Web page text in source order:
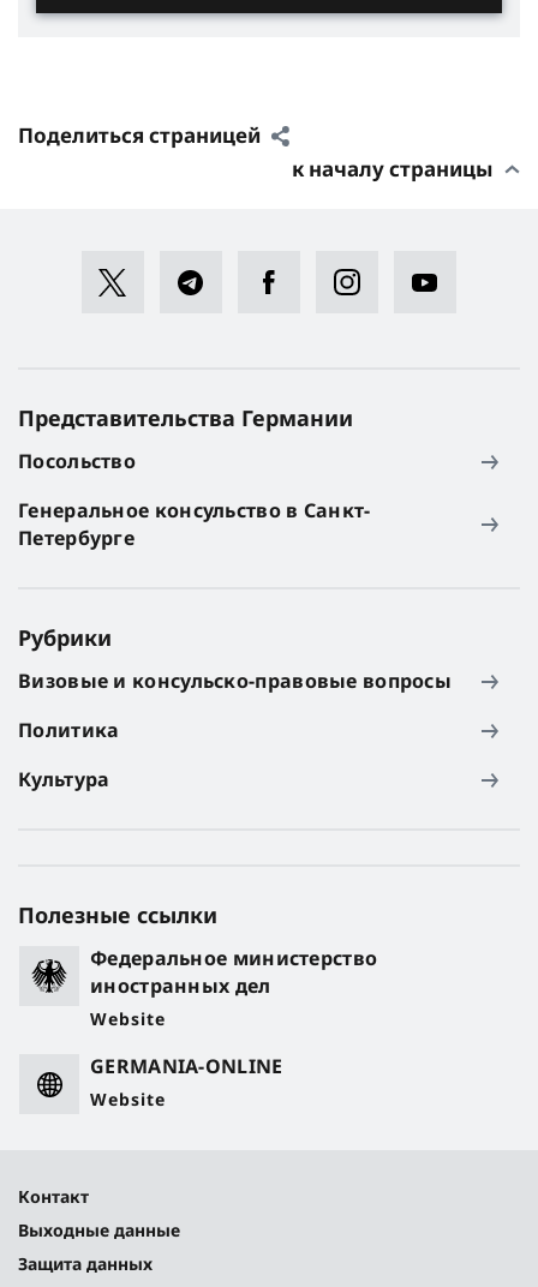
Поделиться страницей
к началу страницы
Представительства Германии
Посольство
Генеральное консульство в Санкт-
Петербурге
Рубрики
Визовые и консульско-правовые вопросы
Политика
Культура
Полезные ссылки
Федеральное министерство
иностранных дел
Website
GERMANIA-ONLINE
Website
Контакт
Выходные данные
Защита данных